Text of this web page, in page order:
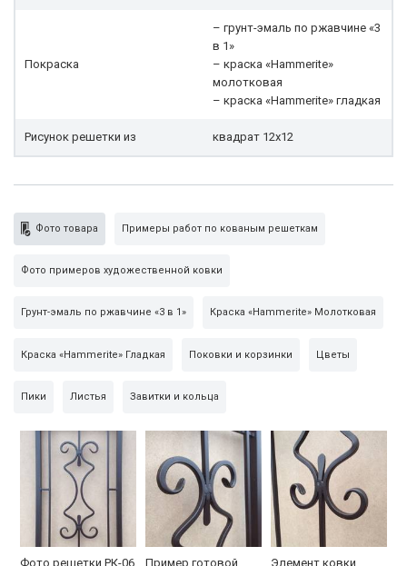
Покраска
– грунт-эмаль по ржавчине «3
в 1»
– краска «Hammerite»
молотковая
– краска «Hammerite» гладкая
Рисунок решетки из квадрат 12х12
Фото товара Примеры работ по кованым решеткам
Фото примеров художественной ковки
Грунт-эмаль по ржавчине «3 в 1» Краска «Hammerite» Молотковая
Краска «Hammerite» Гладкая Поковки и корзинки Цветы
Пики Листья Завитки и кольца
Фото решетки РК-06
Пример готовой
Элемент ковки